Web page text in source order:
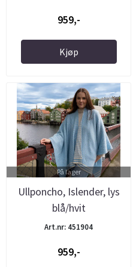
959,-
Kjøp
På lager
Ullponcho, Islender, lys
blå/hvit
Art.nr: 451904
959,-